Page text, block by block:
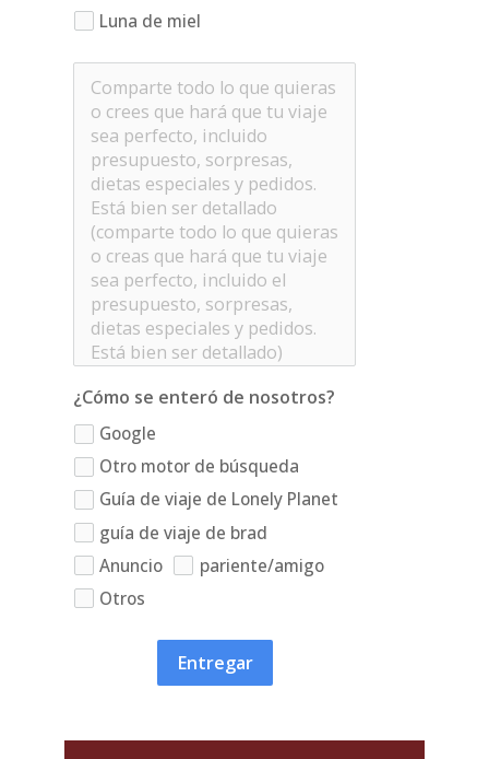
Luna de miel
¿Cómo se enteró de nosotros?
Google
Otro motor de búsqueda
Guía de viaje de Lonely Planet
guía de viaje de brad
Anuncio
pariente/amigo
Otros
Entregar